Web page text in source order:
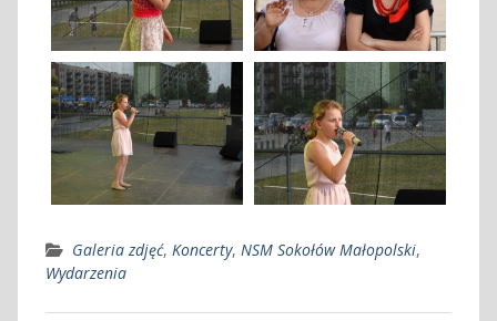
Galeria zdjęć, Koncerty, NSM Sokołów Małopolski,
Wydarzenia